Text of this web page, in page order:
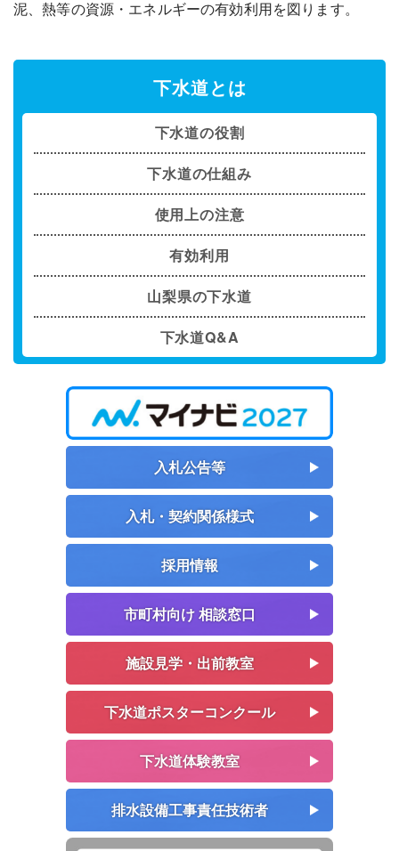
泥、熱等の資源・エネルギーの有効利用を図ります。
下水道とは
下水道の役割
下水道の仕組み
使用上の注意
有効利用
山梨県の下水道
下水道Q&A
入札公告等
入札・契約関係様式
採用情報
市町村向け 相談窓口
施設見学・出前教室
下水道ポスターコンクール
下水道体験教室
排水設備工事責任技術者